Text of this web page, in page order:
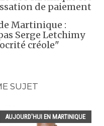
de paiement
Martinique :
Serge Letchimy
créole"
SUJET
AUJOURD'HUI EN MARTINIQUE